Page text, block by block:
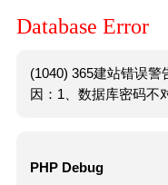
Database Error
(1040) 365建站错误
因：1、数据库密码不
PHP Debug